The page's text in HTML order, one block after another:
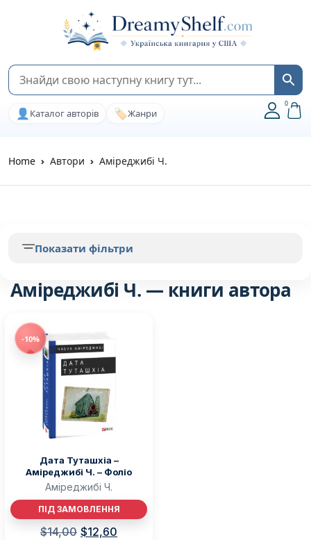
👤 Каталог авторів 🏷️Жанри
0
Home Автори Аміреджибі Ч.
Аміреджибі Ч. — книги автора
-10%
Дата Туташхіа –
Аміреджибі Ч. – Фоліо
Аміреджибі Ч.
ПІД ЗАМОВЛЕННЯ
$14,00 $12,60
Показати фільтри